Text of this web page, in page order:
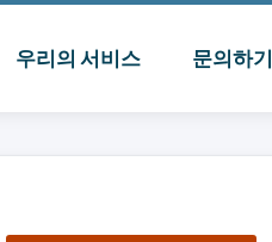
우리의 서비스 문의하기